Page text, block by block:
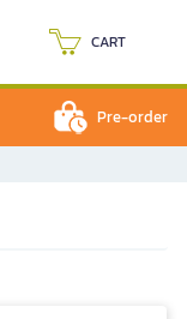
CART
Pre-order